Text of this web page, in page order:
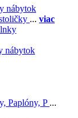
nábytok
... viac
nábytok
Paplóny, P ...